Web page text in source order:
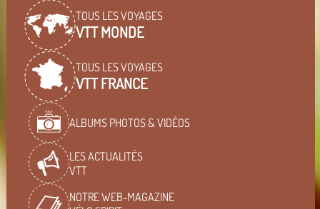
TOUS LES VOYAGES
VTT MONDE
TOUS LES VOYAGES
VTT FRANCE
ALBUMS PHOTOS & VIDÉOS
LES ACTUALITÉS
VTT
NOTRE WEB-MAGAZINE